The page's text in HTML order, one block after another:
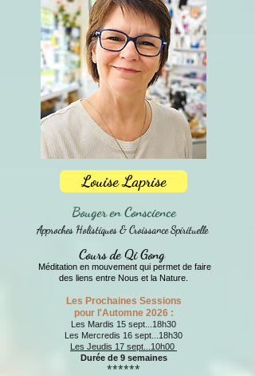
Louise Laprise
Bouger en Conscience
Approches Holistiques &Croissance Spirituelle
Cours de Qi Gong
Méditation en mouvement qui permet de faire
des liens entre Nous et la Nature.
Les Prochaines Sessions
pour l'Automne 2026 :
Les Mardis 15 sept...18h30
Les Mercredis 16 sept...18h30
Les Jeudis 17 sept...10h00
Durée de 9 semaines
******